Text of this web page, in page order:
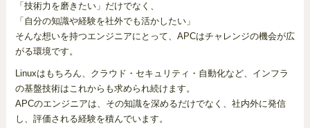
「技術力を磨きたい」だけでなく、
「自分の知識や経験を社外でも活かしたい」
そんな想いを持つエンジニアにとって、APCはチャレンジの機会が広
がる環境です。
Linuxはもちろん、クラウド・セキュリティ・自動化など、インフラ
の基盤技術はこれからも求められ続けます。
APCのエンジニアは、その知識を深めるだけでなく、社内外に発信
し、評価される経験を積んでいます。